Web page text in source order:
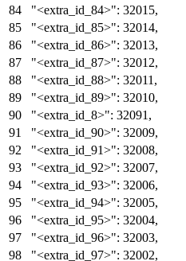
"<extra_id_84>": 32015,
"<extra_id_85>": 32014,
"<extra_id_86>": 32013,
"<extra_id_87>": 32012,
"<extra_id_88>": 32011 ,
"<extra_id_89>": 32010,
"<extra_id_8>": 32091 ,
"<extra_id_90>": 32009,
"<extra_id_91>": 32008,
"<extra_id_92>": 32007,
"<extra_id_93>": 32006,
"<extra_id_94>": 32005,
"<extra_id_95>": 32004,
"<extra_id_96>": 32003,
"<extra_id_97>": 32002,